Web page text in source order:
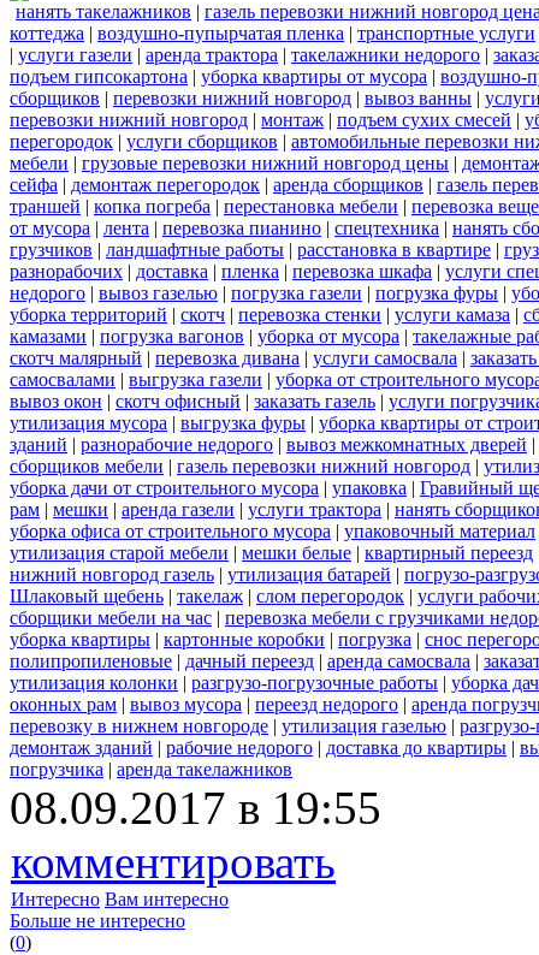
нанять такелажников | газель перевозки нижний новгород
коттеджа | воздушно-пупырчатая пленка | транспортные услуги
| услуги газели | аренда трактора | такелажники недорого |
подъем гипсокартона | уборка квартиры от мусора | воздушно-
сборщиков | перевозки нижний новгород | вывоз ванны |
перевозки нижний новгород | монтаж | подъем сухих смесей |
перегородок | услуги сборщиков | автомобильные перевозки
мебели | грузовые перевозки нижний новгород цены |
сейфа | демонтаж перегородок | аренда сборщиков | газель
траншей | копка погреба | перестановка мебели | перевозка
от мусора | лента | перевозка пианино | спецтехника | нанять
грузчиков | ландшафтные работы | расстановка в квартире |
разнорабочих | доставка | пленка | перевозка шкафа | услуги
недорого | вывоз газелью | погрузка газели | погрузка фуры |
уборка территорий | скотч | перевозка стенки | услуги камаза |
камазами | погрузка вагонов | уборка от мусора | такелажные
скотч малярный | перевозка дивана | услуги самосвала |
самосвалами | выгрузка газели | уборка от строительного
вывоз окон | скотч офисный | заказать газель | услуги
утилизация мусора | выгрузка фуры | уборка квартиры от
зданий | разнорабочие недорого | вывоз межкомнатных дверей |
сборщиков мебели | газель перевозки нижний новгород |
уборка дачи от строительного мусора | упаковка | Гравийный
рам | мешки | аренда газели | услуги трактора | нанять
уборка офиса от строительного мусора | упаковочный материал
утилизация старой мебели | мешки белые | квартирный переезд
нижний новгород газель | утилизация батарей | погрузо-
Шлаковый щебень | такелаж | слом перегородок | услуги
сборщики мебели на час | перевозка мебели с грузчиками
уборка квартиры | картонные коробки | погрузка | снос
полипропиленовые | дачный переезд | аренда самосвала |
утилизация колонки | разгрузо-погрузочные работы | уборка
оконных рам | вывоз мусора | переезд недорого | аренда
перевозку в нижнем новгороде | утилизация газелью |
демонтаж зданий | рабочие недорого | доставка до квартиры |
погрузчика | аренда такелажников
08.09.2017 в 19:55
комментировать
Интересно Вам интересно
Больше не интересно
(0)